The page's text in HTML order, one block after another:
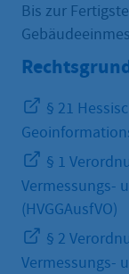
Bis zur
§ 21
§ 1
Vermessungs-
(HVGGAusfVO)
§ 2
Vermessungs-